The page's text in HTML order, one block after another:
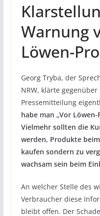
Warnung
Löwen-
Georg Tryba, der
NRW, klärte
Pressemitteilung
habe man „Vor
Vielmehr sollten die
werden, Produkte
kaufen sondern zu
wachsam sein beim
An welcher Stelle des
Verbraucher diese
bleibt offen. Der